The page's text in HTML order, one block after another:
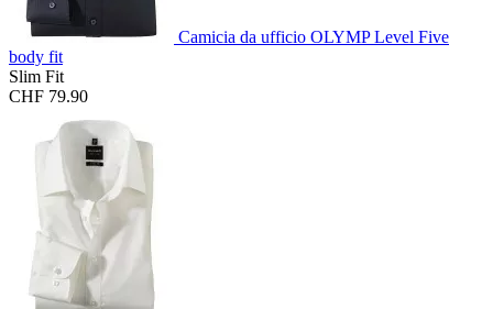
Camicia da ufficio OLYMP Level Five
body fit
Slim Fit
CHF 79.90